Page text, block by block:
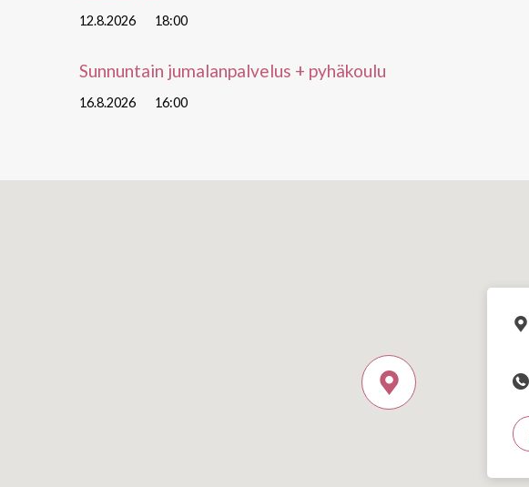
12.8.2026 18:00
Sunnuntain jumalanpalvelus + pyhäkoulu
16.8.2026 16:00